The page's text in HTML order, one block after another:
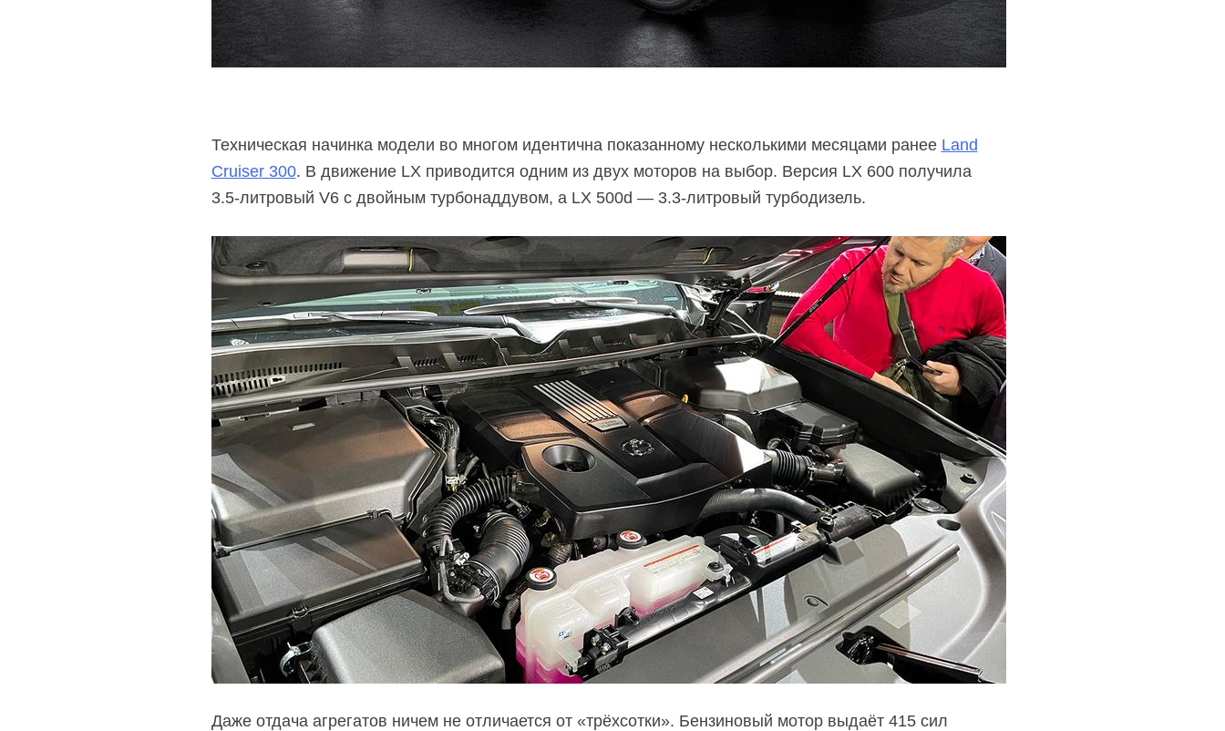
Техническая начинка модели во многом идентична показанному несколькими месяцами ранее Land
Cruiser 300. В движение LX приводится одним из двух моторов на выбор. Версия LX 600 получила
3.5-литровый V6 с двойным турбонаддувом, а LX 500d — 3.3-литровый турбодизель.
Даже отдача агрегатов ничем не отличается от «трёхсотки». Бензиновый мотор выдаёт 415 сил